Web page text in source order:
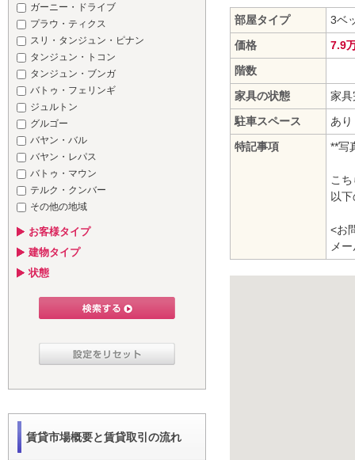
ガーニー・ドライブ
プラウ・ティクス
スリ・タンジュン・ピナン
タンジュン・トコン
タンジュン・ブンガ
バトゥ・フェリンギ
ジュルトン
グルゴー
バヤン・バル
バヤン・レパス
バトゥ・マウン
テルク・クンバー
その他の地域
お客様タイプ
建物タイプ
状態
賃貸市場概要と賃貸取引の流れ
部屋タイプ
3ベ
価格
7.9
階数
家具の状態
家具
駐車スペース
あり
特記事項
**写
こ
以
<お
メ